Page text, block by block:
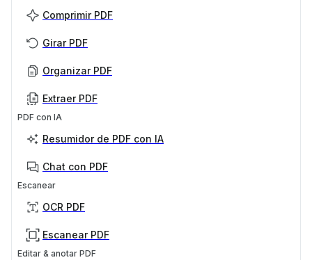
Comprimir PDF
Girar PDF
Organizar PDF
Extraer PDF
PDF con IA
Resumidor de PDF con IA
Chat con PDF
Escanear
OCR PDF
Escanear PDF
Editar & anotar PDF